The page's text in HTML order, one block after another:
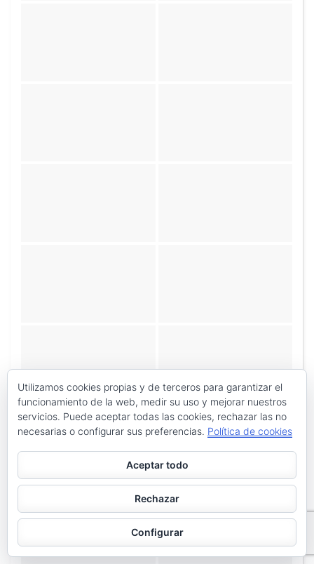
« ‹ de3 › »
Utilizamos cookies propias y de terceros para garantizar el
funcionamiento de la web, medir su uso y mejorar nuestros
servicios. Puede aceptar todas las cookies, rechazar las no
necesarias o configurar sus preferencias. Política de cookies
Aceptar todo
Rechazar
Configurar